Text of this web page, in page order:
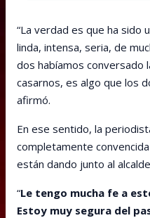
“La verdad es que ha sido
linda, intensa, seria, de
dos habíamos conversado
casarnos, es algo que los
afirmó.
En ese sentido, la
completamente
están dando junto al
“Le tengo mucha fe a
Estoy muy segura del